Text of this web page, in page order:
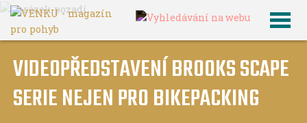
VIDEOPŘEDSTAVENÍ BROOKS SCAPE
SERIE NEJEN PRO BIKEPACKING